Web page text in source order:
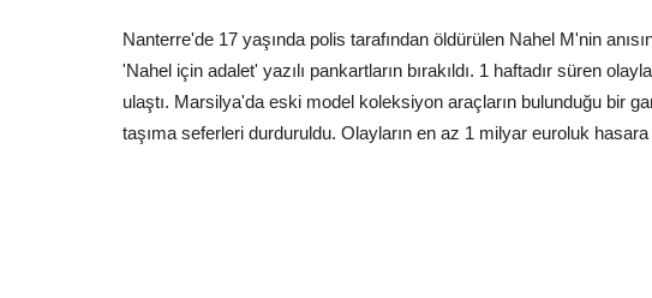
Nanterre'de 17 yaşında polis tarafından öldürülen Nahel M'nin
'Nahel için adalet' yazılı pankartların bırakıldı. 1 haftadır süren
ulaştı. Marsilya'da eski model koleksiyon araçların bulunduğu bir
taşıma seferleri durduruldu. Olayların en az 1 milyar euroluk hasara